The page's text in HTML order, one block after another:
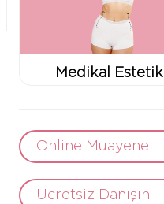
Medikal Estetik
Online Muayene
Ücretsiz Danışın